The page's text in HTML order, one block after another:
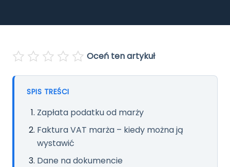
Pomoc
Polski English
Oceń ten artykuł
SPIS TREŚCI
Zapłata podatku od marży
Faktura VAT marża – kiedy można ją
wystawić
Dane na dokumencie